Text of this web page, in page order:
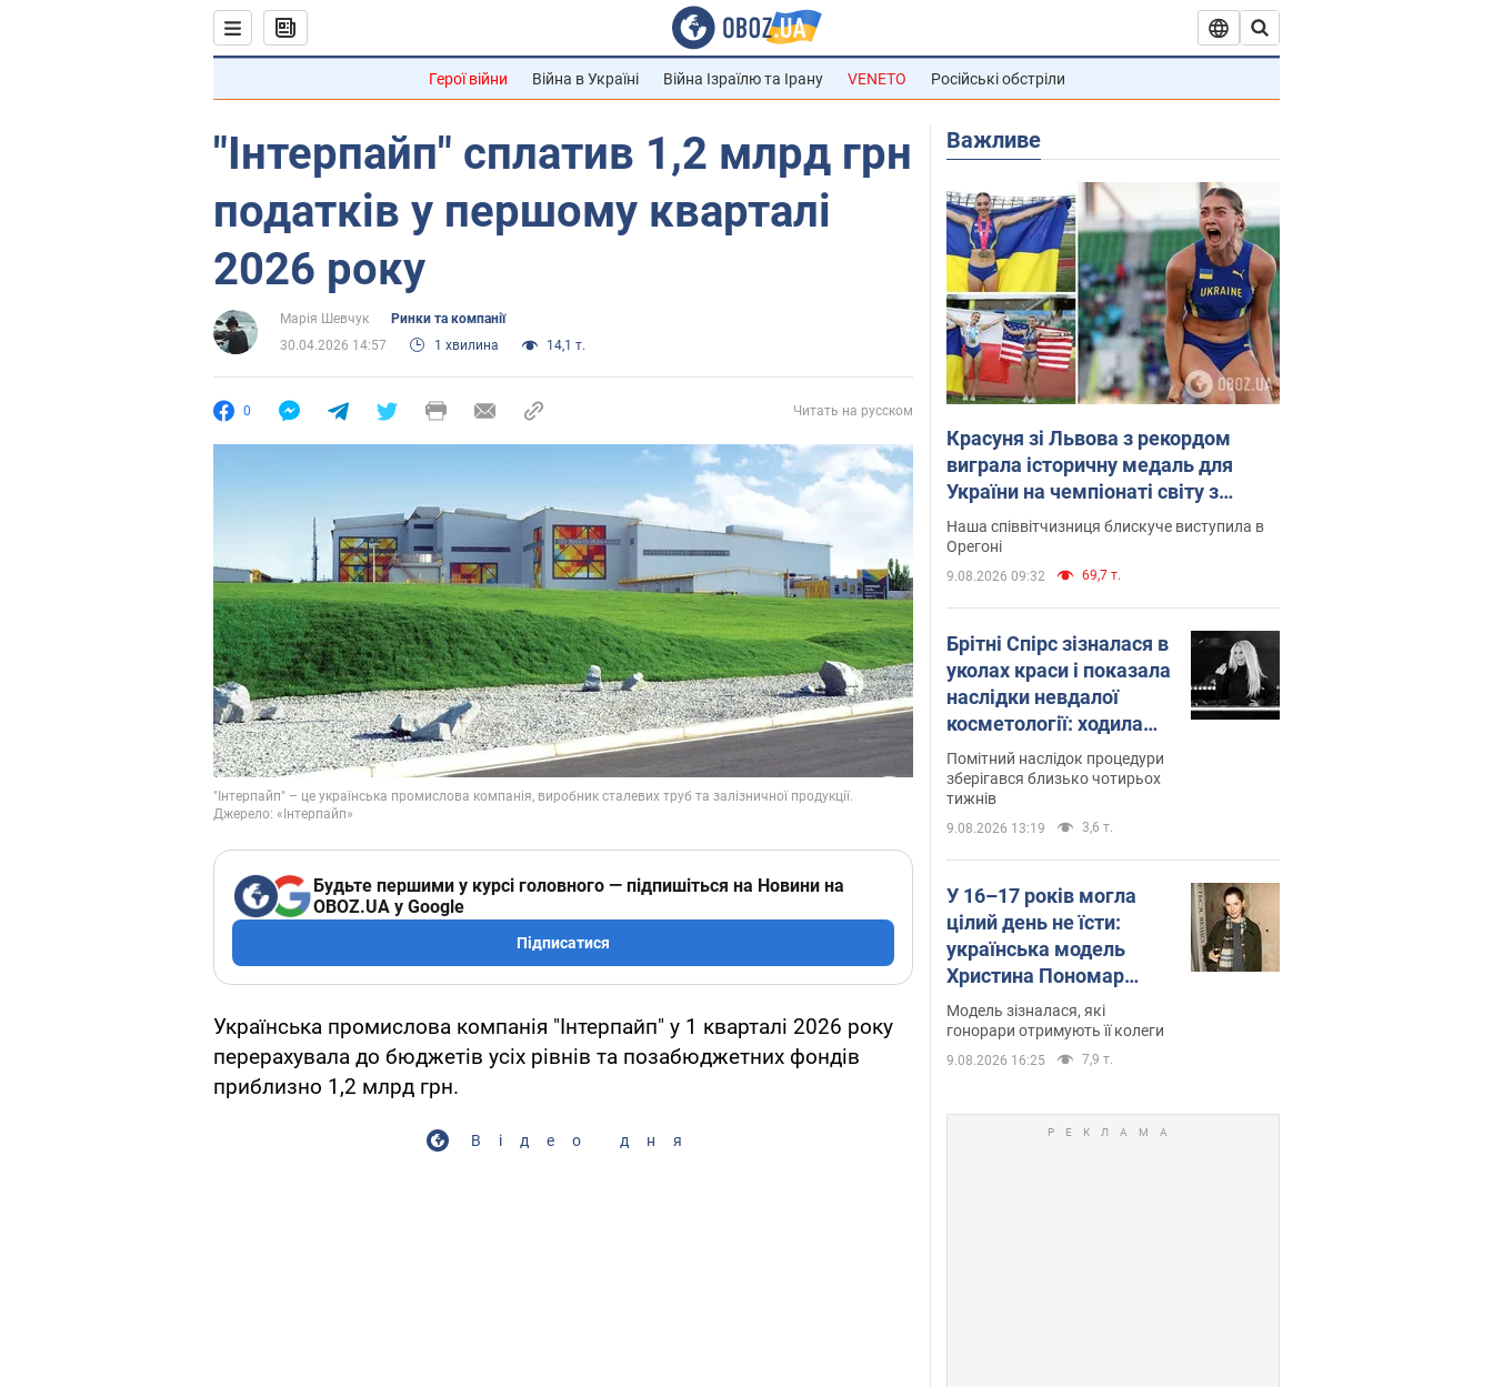
Герої війни Війна в Україні Війна Ізраїлю та Ірану VENETO Російські обстріли
"Інтерпайп" сплатив 1,2 млрд грн
податків у першому кварталі
2026 року
Марія Шевчук
Ринки та компанії
30.04.2026 14:57
1 хвилина 14,1 т.
0 Читать на русском
Будьте першими у курсі головного — підпишіться на Новини на
OBOZ.UA у Google
Підписатися
Українська промислова компанія "Інтерпайп" у 1 кварталі 2026 року
перерахувала до бюджетів усіх рівнів та позабюджетних фондів
приблизно 1,2 млрд грн.
Відео дня
Важливе
Красуня зі Львова з рекордом
виграла історичну медаль для
України на чемпіонаті світу з
легкої атлетики U20. Відео
Наша співвітчизниця блискуче виступила в
Орегоні
9.08.2026 09:32 69,7 т.
Брітні Спірс зізналася в
уколах краси і показала
наслідки невдалої
косметології: ходила
так майже місяць
Помітний наслідок процедури
зберігався близько чотирьох
тижнів
9.08.2026 13:19 3,6 т.
У 16–17 років могла
цілий день не їсти:
українська модель
Христина Пономар
розповіла про страшний
бік модельної кар’єри
Модель зізналася, які
гонорари отримують її колеги
9.08.2026 16:25 7,9 т.